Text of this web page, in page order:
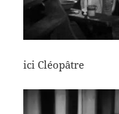
ici Cléopâtre